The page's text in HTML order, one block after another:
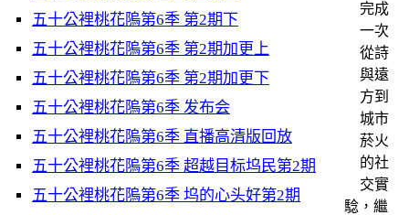
五十公裡桃花隖第6季 第2期下
五十公裡桃花隖第6季 第2期加更上
五十公裡桃花隖第6季 第2期加更下
五十公裡桃花隖第6季 发布会
五十公裡桃花隖第6季 直播高清版回放
五十公裡桃花隖第6季 超越目标坞民第2期
五十公裡桃花隖第6季 坞的心头好第2期
完成
一次
從詩
與遠
方到
城市
菸火
的社
交實
騐，繼